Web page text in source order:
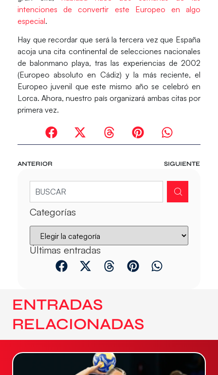
intenciones de convertir este Europeo en algo
especial.
Hay que recordar que será la tercera vez que España
acoja una cita continental de selecciones nacionales
de balonmano playa, tras las experiencias de 2002
(Europeo absoluto en Cádiz) y la más reciente, el
Europeo juvenil que este mismo año se celebró en
Lorca. Ahora, nuestro país organizará ambas citas por
primera vez.
ANTERIOR SIGUIENTE
Categorías
Últimas entradas
ENTRADAS
RELACIONADAS